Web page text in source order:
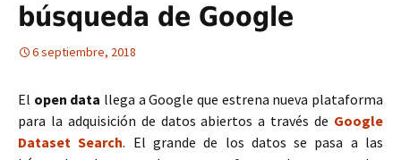
búsqueda de Google
6 septiembre, 2018
El open data llega a Google que estrena nueva plataforma
para la adquisición de datos abiertos a través de Google
Dataset Search. El grande de los datos se pasa a las